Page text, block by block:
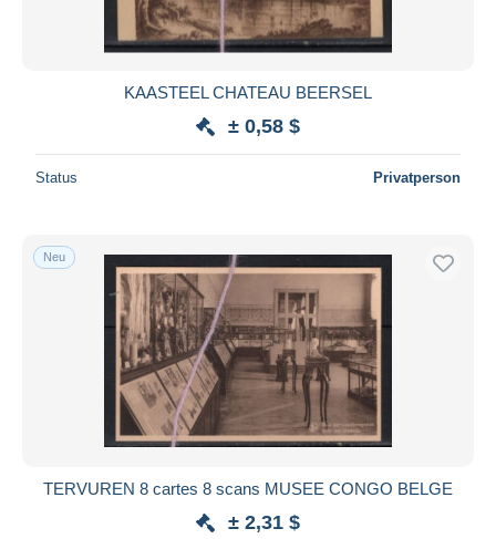
KAASTEEL CHATEAU BEERSEL
± 0,58 $
Status Privatperson
Neu
TERVUREN 8 cartes 8 scans MUSEE CONGO BELGE
± 2,31 $